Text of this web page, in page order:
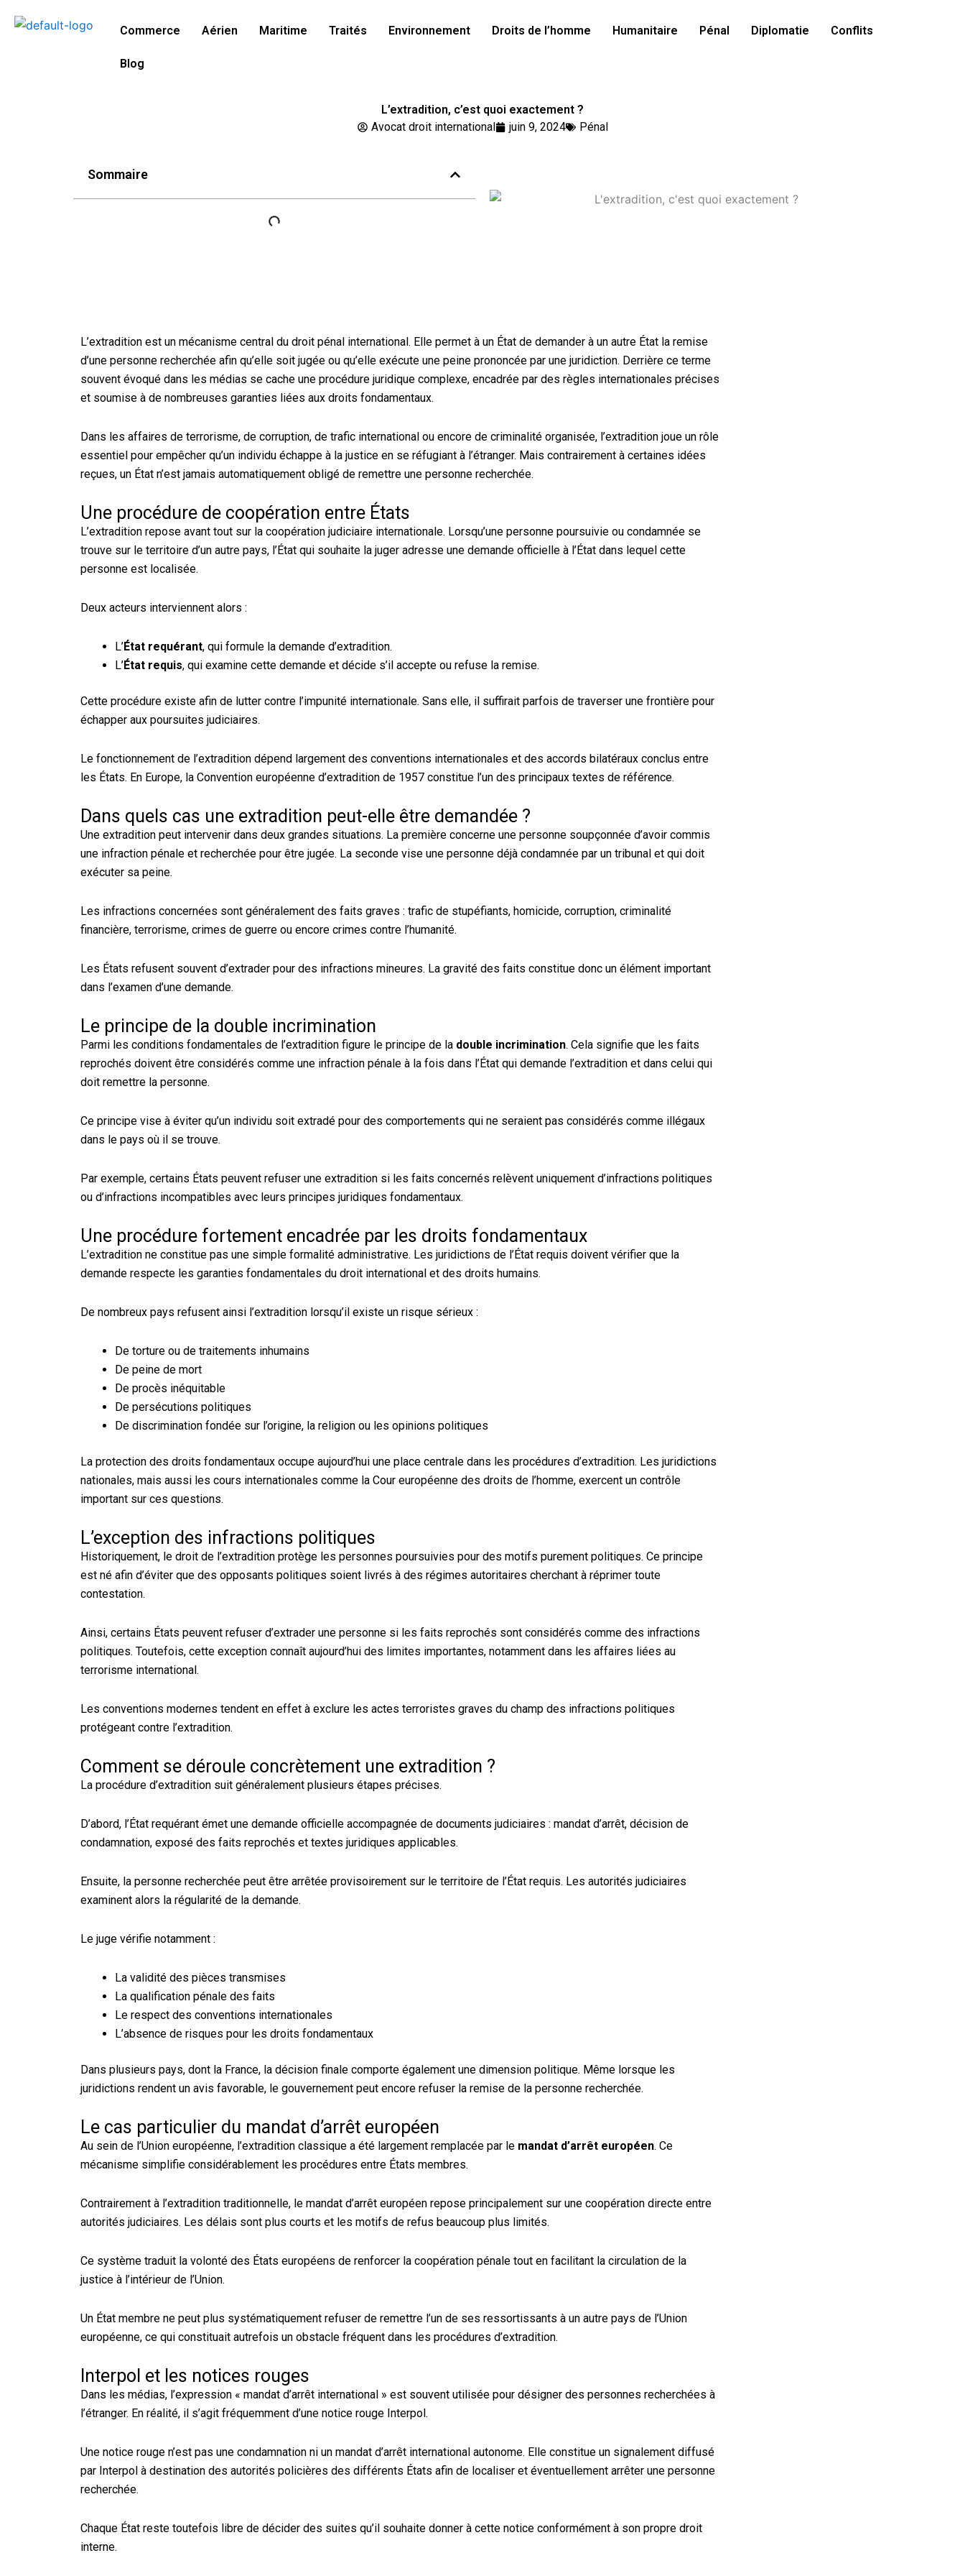
Commerce Aérien Maritime Traités Environnement Droits de l’homme Humanitaire Pénal Diplomatie Conflits
Blog
L’extradition, c’est quoi exactement ?
Avocat droit international
juin 9, 2024 Pénal
Sommaire
L’extradition est un mécanisme central du droit pénal international. Elle permet à un État de demander à un autre État la remise
d’une personne recherchée afin qu’elle soit jugée ou qu’elle exécute une peine prononcée par une juridiction. Derrière ce terme
souvent évoqué dans les médias se cache une procédure juridique complexe, encadrée par des règles internationales précises
et soumise à de nombreuses garanties liées aux droits fondamentaux.
Dans les affaires de terrorisme, de corruption, de trafic international ou encore de criminalité organisée, l’extradition joue un rôle
essentiel pour empêcher qu’un individu échappe à la justice en se réfugiant à l’étranger. Mais contrairement à certaines idées
reçues, un État n’est jamais automatiquement obligé de remettre une personne recherchée.
Une procédure de coopération entre États
L’extradition repose avant tout sur la coopération judiciaire internationale. Lorsqu’une personne poursuivie ou condamnée se
trouve sur le territoire d’un autre pays, l’État qui souhaite la juger adresse une demande officielle à l’État dans lequel cette
personne est localisée.
Deux acteurs interviennent alors :
L’État requérant, qui formule la demande d’extradition.
L’État requis, qui examine cette demande et décide s’il accepte ou refuse la remise.
Cette procédure existe afin de lutter contre l’impunité internationale. Sans elle, il suffirait parfois de traverser une frontière pour
échapper aux poursuites judiciaires.
Le fonctionnement de l’extradition dépend largement des conventions internationales et des accords bilatéraux conclus entre
les États. En Europe, la Convention européenne d’extradition de 1957 constitue l’un des principaux textes de référence.
Dans quels cas une extradition peut-elle être demandée ?
Une extradition peut intervenir dans deux grandes situations. La première concerne une personne soupçonnée d’avoir commis
une infraction pénale et recherchée pour être jugée. La seconde vise une personne déjà condamnée par un tribunal et qui doit
exécuter sa peine.
Les infractions concernées sont généralement des faits graves : trafic de stupéfiants, homicide, corruption, criminalité
financière, terrorisme, crimes de guerre ou encore crimes contre l’humanité.
Les États refusent souvent d’extrader pour des infractions mineures. La gravité des faits constitue donc un élément important
dans l’examen d’une demande.
Le principe de la double incrimination
Parmi les conditions fondamentales de l’extradition figure le principe de la double incrimination. Cela signifie que les faits
reprochés doivent être considérés comme une infraction pénale à la fois dans l’État qui demande l’extradition et dans celui qui
doit remettre la personne.
Ce principe vise à éviter qu’un individu soit extradé pour des comportements qui ne seraient pas considérés comme illégaux
dans le pays où il se trouve.
Par exemple, certains États peuvent refuser une extradition si les faits concernés relèvent uniquement d’infractions politiques
ou d’infractions incompatibles avec leurs principes juridiques fondamentaux.
Une procédure fortement encadrée par les droits fondamentaux
L’extradition ne constitue pas une simple formalité administrative. Les juridictions de l’État requis doivent vérifier que la
demande respecte les garanties fondamentales du droit international et des droits humains.
De nombreux pays refusent ainsi l’extradition lorsqu’il existe un risque sérieux :
De torture ou de traitements inhumains
De peine de mort
De procès inéquitable
De persécutions politiques
De discrimination fondée sur l’origine, la religion ou les opinions politiques
La protection des droits fondamentaux occupe aujourd’hui une place centrale dans les procédures d’extradition. Les juridictions
nationales, mais aussi les cours internationales comme la Cour européenne des droits de l’homme, exercent un contrôle
important sur ces questions.
L’exception des infractions politiques
Historiquement, le droit de l’extradition protège les personnes poursuivies pour des motifs purement politiques. Ce principe
est né afin d’éviter que des opposants politiques soient livrés à des régimes autoritaires cherchant à réprimer toute
contestation.
Ainsi, certains États peuvent refuser d’extrader une personne si les faits reprochés sont considérés comme des infractions
politiques. Toutefois, cette exception connaît aujourd’hui des limites importantes, notamment dans les affaires liées au
terrorisme international.
Les conventions modernes tendent en effet à exclure les actes terroristes graves du champ des infractions politiques
protégeant contre l’extradition.
Comment se déroule concrètement une extradition ?
La procédure d’extradition suit généralement plusieurs étapes précises.
D’abord, l’État requérant émet une demande officielle accompagnée de documents judiciaires : mandat d’arrêt, décision de
condamnation, exposé des faits reprochés et textes juridiques applicables.
Ensuite, la personne recherchée peut être arrêtée provisoirement sur le territoire de l’État requis. Les autorités judiciaires
examinent alors la régularité de la demande.
Le juge vérifie notamment :
La validité des pièces transmises
La qualification pénale des faits
Le respect des conventions internationales
L’absence de risques pour les droits fondamentaux
Dans plusieurs pays, dont la France, la décision finale comporte également une dimension politique. Même lorsque les
juridictions rendent un avis favorable, le gouvernement peut encore refuser la remise de la personne recherchée.
Le cas particulier du mandat d’arrêt européen
Au sein de l’Union européenne, l’extradition classique a été largement remplacée par le mandat d’arrêt européen. Ce
mécanisme simplifie considérablement les procédures entre États membres.
Contrairement à l’extradition traditionnelle, le mandat d’arrêt européen repose principalement sur une coopération directe entre
autorités judiciaires. Les délais sont plus courts et les motifs de refus beaucoup plus limités.
Ce système traduit la volonté des États européens de renforcer la coopération pénale tout en facilitant la circulation de la
justice à l’intérieur de l’Union.
Un État membre ne peut plus systématiquement refuser de remettre l’un de ses ressortissants à un autre pays de l’Union
européenne, ce qui constituait autrefois un obstacle fréquent dans les procédures d’extradition.
Interpol et les notices rouges
Dans les médias, l’expression « mandat d’arrêt international » est souvent utilisée pour désigner des personnes recherchées à
l’étranger. En réalité, il s’agit fréquemment d’une notice rouge Interpol.
Une notice rouge n’est pas une condamnation ni un mandat d’arrêt international autonome. Elle constitue un signalement diffusé
par Interpol à destination des autorités policières des différents États afin de localiser et éventuellement arrêter une personne
recherchée.
Chaque État reste toutefois libre de décider des suites qu’il souhaite donner à cette notice conformément à son propre droit
interne.